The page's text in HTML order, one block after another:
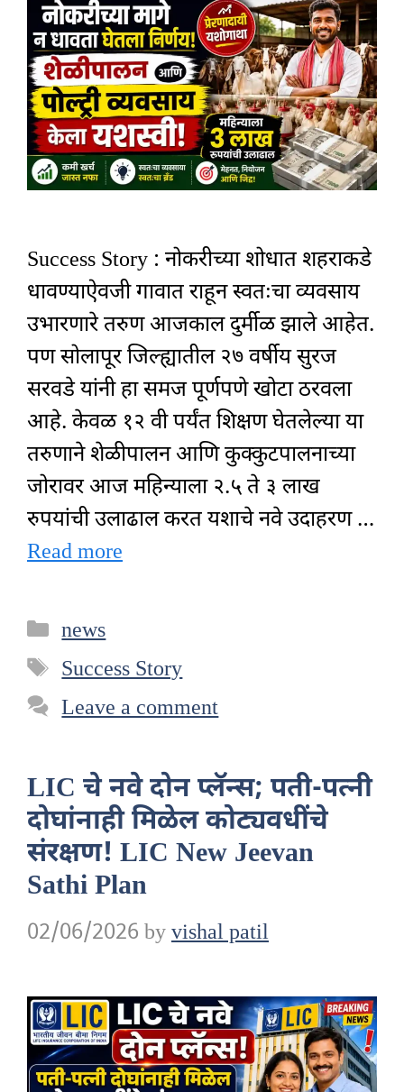
Success Story : नोकरीच्या शोधात शहराकडे
धावण्याऐवजी गावात राहून स्वतःचा व्यवसाय
उभारणारे तरुण आजकाल दुर्मीळ झाले आहेत.
पण सोलापूर जिल्ह्यातील २७ वर्षीय सुरज
सरवडे यांनी हा समज पूर्णपणे खोटा ठरवला
आहे. केवळ १२ वी पर्यंत शिक्षण घेतलेल्या या
तरुणाने शेळीपालन आणि कुक्कुटपालनाच्या
जोरावर आज महिन्याला २.५ ते ३ लाख
रुपयांची उलाढाल करत यशाचे नवे उदाहरण …
Read more
Categories
news
Tags
Success Story
Leave a comment
LIC चे नवे दोन प्लॅन्स; पती-पत्नी
दोघांनाही मिळेल कोट्यवधींचे
संरक्षण! LIC New Jeevan
Sathi Plan
02/06/2026 byvishal patil